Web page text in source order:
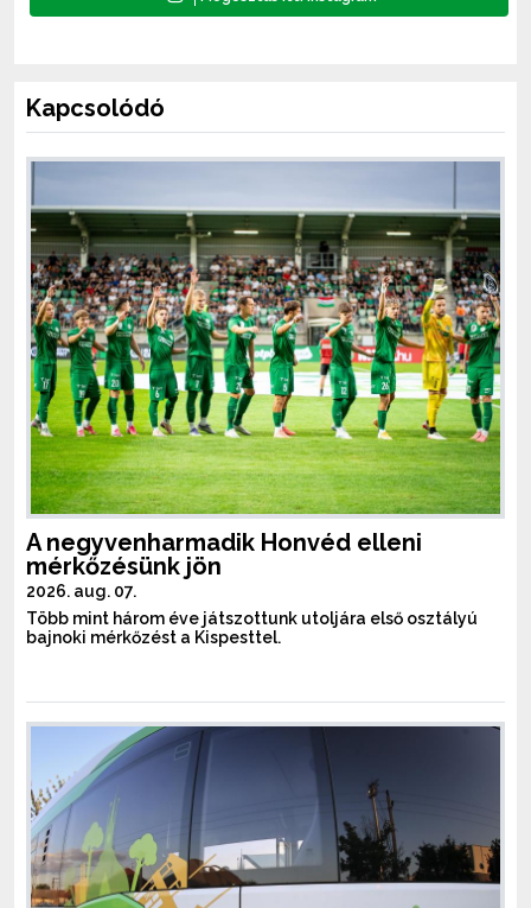
Kapcsolódó
A negyvenharmadik Honvéd elleni
mérkőzésünk jön
2026. aug. 07.
Több mint három éve játszottunk utoljára első osztályú
bajnoki mérkőzést a Kispesttel.